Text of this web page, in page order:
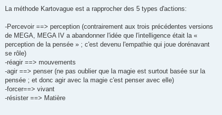
La méthode Kartovague est a rapprocher des 5 types d'actions:
-Percevoir ==> perception (contrairement aux trois précédentes versions
de MEGA, MEGA IV a abandonner l'idée que l'intelligence était la «
perception de la pensée » ; c'est devenu l'empathie qui joue dorénavant
se rôle)
-réagir ==> mouvements
-agir ==> penser (ne pas oublier que la magie est surtout basée sur la
pensée ; et donc agir avec la magie c'est penser avec elle)
-forcer==> vivant
-résister ==> Matière